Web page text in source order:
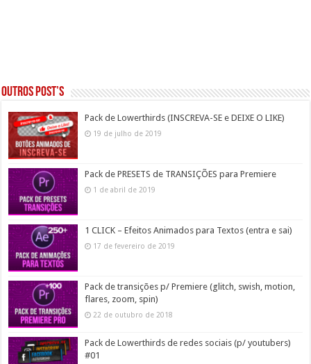
Outros post’s
Pack de Lowerthirds (INSCREVA-SE e DEIXE O LIKE)
19 de julho de 2019
Pack de PRESETS de TRANSIÇÕES para Premiere
1 de abril de 2019
1 CLICK – Efeitos Animados para Textos (entra e sai)
17 de fevereiro de 2019
Pack de transições p/ Premiere (glitch, swish, motion,
flares, zoom, spin)
22 de outubro de 2018
Pack de Lowerthirds de redes sociais (p/ youtubers)
#01